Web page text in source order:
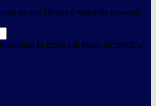
utente? Effettua il reset della password
la casella di posta elettronica!